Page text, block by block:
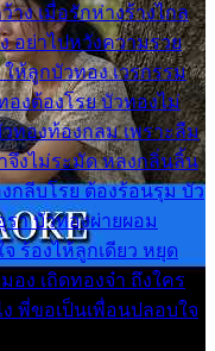
าง เมื่อรักห่างร้างไกล
อย่าไปหวังความรวย
ห้ลูกบัวทอง เวรกรรม
งต้องโรย บัวทองไม่
ทองท้องกลม เพราะลืม
จึงไม่ระมัด หลงกลิ่นลิ้น
กลีบโรย ต้องร้อนรุม บัว
า บัวทองผ่ายผอม
ร้องไห้ลูกเดียว หยุด
อง เถิดทองจ๋า ถึงใคร
ง พี่ขอเป็นเพื่อนปลอบใจ